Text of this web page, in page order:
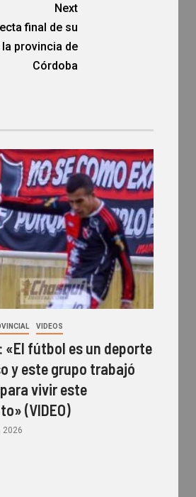
Next
final de su
provincia de
Córdoba
VIDEOS
«El fútbol es un deporte
y este grupo trabajó
vivir este
(VIDEO)
2026